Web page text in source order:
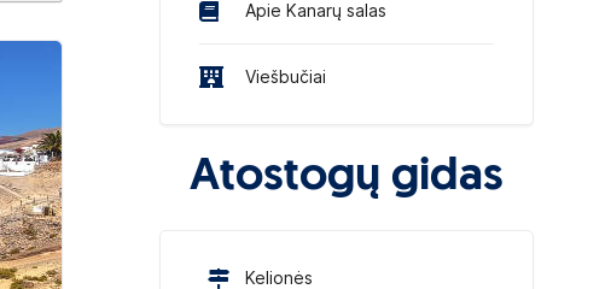
Apie Kanarų salas
Viešbučiai
Atostogų gidas
Kelionės